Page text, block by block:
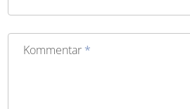
Sag uns Deine Meinung zu